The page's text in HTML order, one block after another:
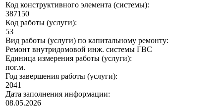
Код конструктивного элемента (системы):
387150
Код работы (услуги):
53
Вид работы (услуги) по капитальному ремонту:
Ремонт внутридомовой инж. системы ГВС
Единица измерения работы (услуги):
пог.м.
Год завершения работы (услуги):
2041
Дата заполнения информации:
08.05.2026